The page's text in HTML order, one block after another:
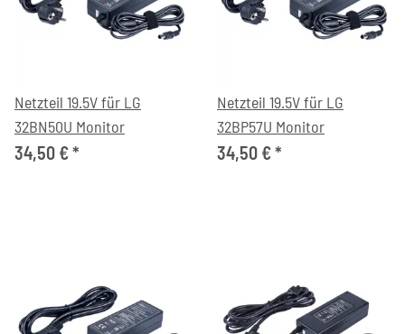
Netzteil 19.5V für LG
32BN50U Monitor
34,50 €*
Netzteil 19.5V für LG
32BP57U Monitor
34,50 €*